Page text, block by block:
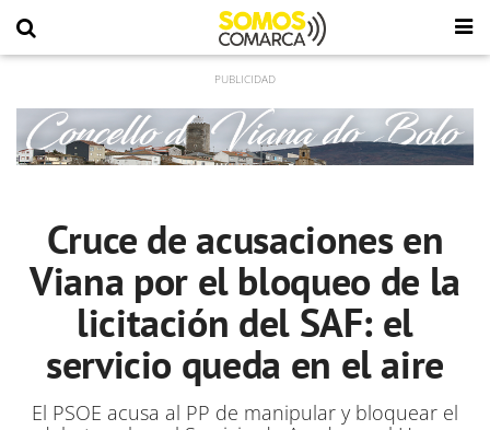
Cruce de acusaciones en
Viana por el bloqueo de la
licitación del SAF: el
servicio queda en el aire
El PSOE acusa al PP de manipular y bloquear el